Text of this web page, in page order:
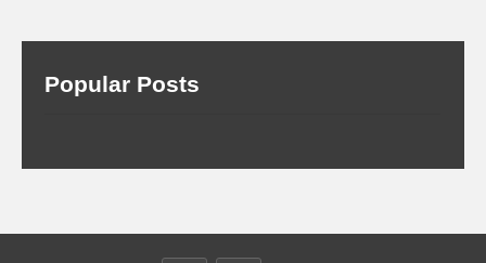
Popular Posts